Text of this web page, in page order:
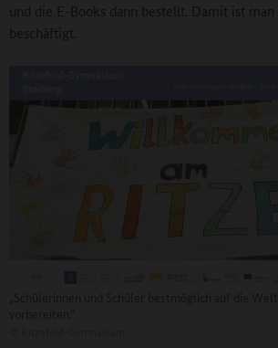
und die E-Books dann bestellt. Damit ist
beschäftigt.